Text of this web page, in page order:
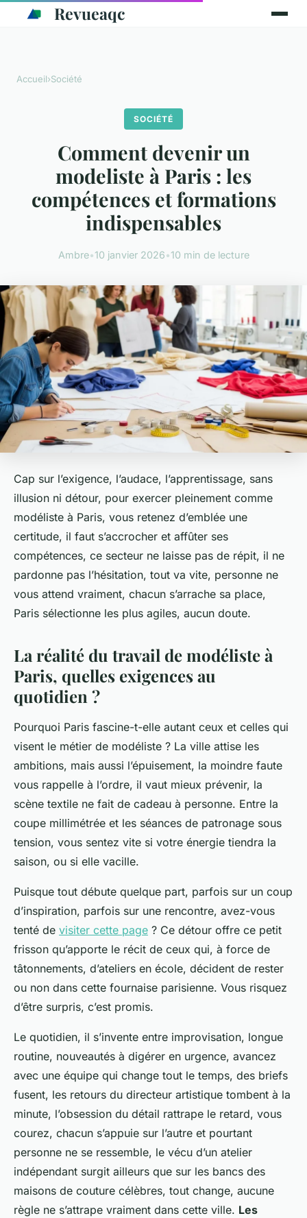
Revueaqc
Accueil›Société
SOCIÉTÉ
Comment devenir un
modeliste à Paris : les
compétences et formations
indispensables
Ambre•10 janvier 2026•10 min de lecture
Cap sur l’exigence, l’audace, l’apprentissage, sans
illusion ni détour, pour exercer pleinement comme
modéliste à Paris, vous retenez d’emblée une
certitude, il faut s’accrocher et affûter ses
compétences, ce secteur ne laisse pas de répit, il ne
pardonne pas l’hésitation, tout va vite, personne ne
vous attend vraiment, chacun s’arrache sa place,
Paris sélectionne les plus agiles, aucun doute.
La réalité du travail de modéliste à
Paris, quelles exigences au
quotidien ?
Pourquoi Paris fascine-t-elle autant ceux et celles qui
visent le métier de modéliste ? La ville attise les
ambitions, mais aussi l’épuisement, la moindre faute
vous rappelle à l’ordre, il vaut mieux prévenir, la
scène textile ne fait de cadeau à personne. Entre la
coupe millimétrée et les séances de patronage sous
tension, vous sentez vite si votre énergie tiendra la
saison, ou si elle vacille.
Puisque tout débute quelque part, parfois sur un coup
d’inspiration, parfois sur une rencontre, avez-vous
tenté de visiter cette page ? Ce détour offre ce petit
frisson qu’apporte le récit de ceux qui, à force de
tâtonnements, d’ateliers en école, décident de rester
ou non dans cette fournaise parisienne. Vous risquez
d’être surpris, c’est promis.
Le quotidien, il s’invente entre improvisation, longue
routine, nouveautés à digérer en urgence, avancez
avec une équipe qui change tout le temps, des briefs
fusent, les retours du directeur artistique tombent à la
minute, l’obsession du détail rattrape le retard, vous
courez, chacun s’appuie sur l’autre et pourtant
personne ne se ressemble, le vécu d’un atelier
indépendant surgit ailleurs que sur les bancs des
maisons de couture célèbres, tout change, aucune
règle ne s’attrape vraiment dans cette ville. Les